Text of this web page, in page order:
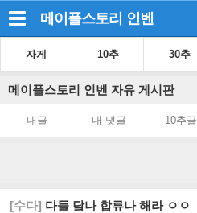
메이플스토리 인벤
자게 10추 30추
메이플스토리 인벤 자유 게시판
내글 내 댓글 10추글
[수다] 다들 닼나 합류나 해라 ㅇㅇ